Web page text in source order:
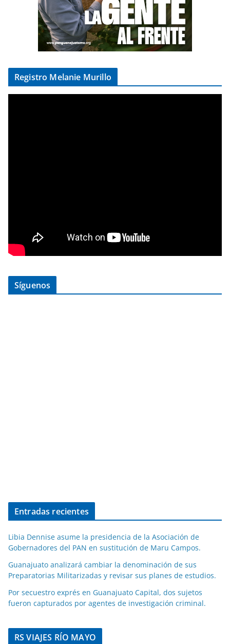
Registro Melanie Murillo
Síguenos
Entradas recientes
Libia Dennise asume la presidencia de la Asociación de
Gobernadores del PAN en sustitución de Maru Campos.
Guanajuato analizará cambiar la denominación de sus
Preparatorias Militarizadas y revisar sus planes de estudios.
Por secuestro exprés en Guanajuato Capital, dos sujetos
fueron capturados por agentes de investigación criminal.
RS VIAJES RÍO MAYO